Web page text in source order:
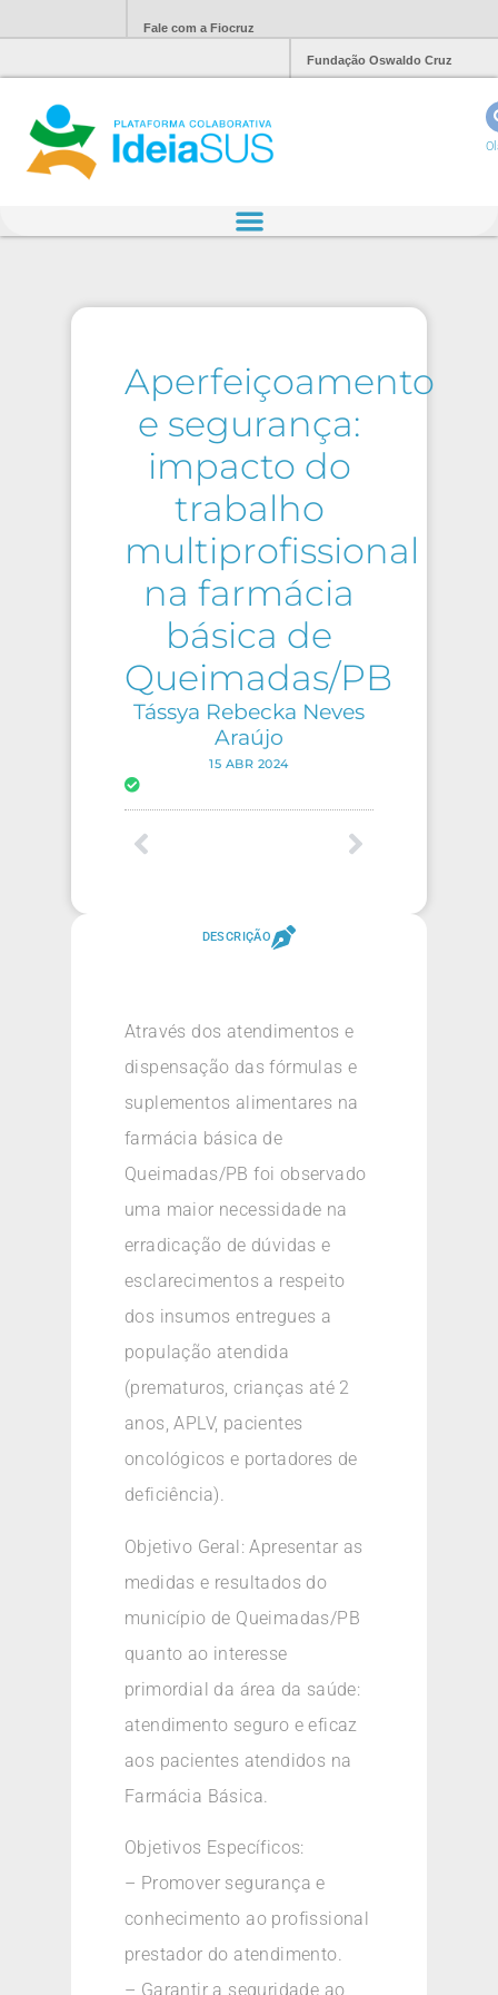
Fale com a Fiocruz
Fundação Oswaldo Cruz
Aperfeiçoamento
e segurança:
impacto do
trabalho
multiprofissional
na farmácia
básica de
Queimadas/PB
Tássya Rebecka Neves
Araújo
15 ABR 2024
DESCRIÇÃO
Através dos atendimentos e
dispensação das fórmulas e
suplementos alimentares na
farmácia básica de
Queimadas/PB foi observado
uma maior necessidade na
erradicação de dúvidas e
esclarecimentos a respeito
dos insumos entregues a
população atendida
(prematuros, crianças até 2
anos, APLV, pacientes
oncológicos e portadores de
deficiência).
Objetivo Geral: Apresentar as
medidas e resultados do
município de Queimadas/PB
quanto ao interesse
primordial da área da saúde:
atendimento seguro e eficaz
aos pacientes atendidos na
Farmácia Básica.
Objetivos Específicos:
– Promover segurança e
conhecimento ao profissional
prestador do atendimento.
– Garantir a seguridade ao